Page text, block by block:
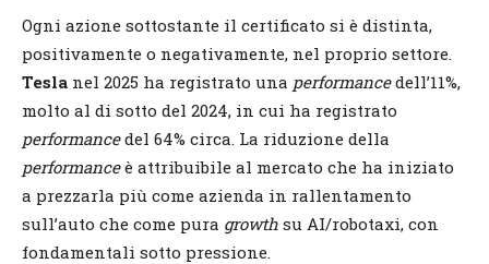
Ogni azione sottostante il certificato si è distinta,
positivamente o negativamente, nel proprio settore.
Tesla nel 2025 ha registrato una performancedell’11%,
molto al di sotto del 2024, in cui ha registrato
performancedel 64% circa. La riduzione della
performanceè attribuibile al mercato che ha iniziato
a prezzarla più come azienda in rallentamento
sull’auto che come pura growth su AI/robotaxi, con
fondamentali sotto pressione.